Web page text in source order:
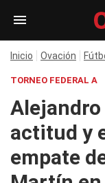
Inicio Ovación
TORNEO FEDERAL A
actitud y
empate